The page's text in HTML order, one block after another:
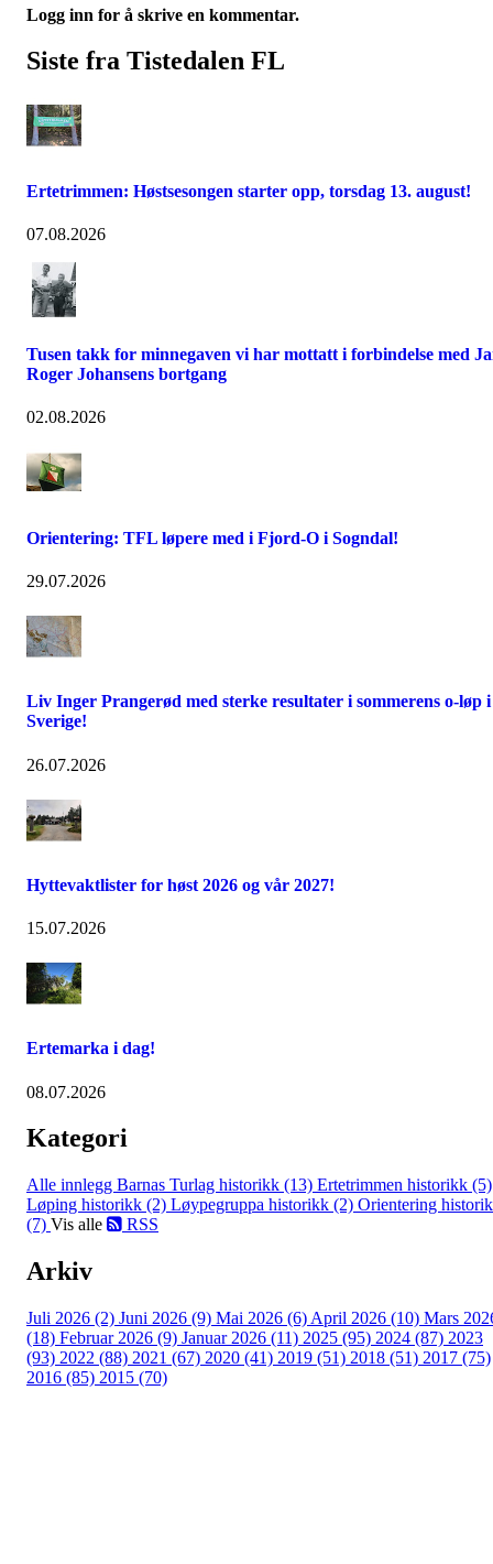
Logg inn for å skrive en kommentar.
Siste fra Tistedalen FL
Ertetrimmen: Høstsesongen starter opp, torsdag 13. august!
07.08.2026
Tusen takk for minnegaven vi har mottatt i forbindelse med
Roger Johansens bortgang
02.08.2026
Orientering: TFL løpere med i Fjord-O i Sogndal!
29.07.2026
Liv Inger Prangerød med sterke resultater i sommerens o-løp i
Sverige!
26.07.2026
Hyttevaktlister for høst 2026 og vår 2027!
15.07.2026
Ertemarka i dag!
08.07.2026
Kategori
Alle innlegg Barnas Turlag historikk (13) Ertetrimmen historikk (5)
Løping historikk (2) Løypegruppa historikk (2) Orientering
(7) Vis alle RSS
Arkiv
Juli 2026 (2) Juni 2026 (9) Mai 2026 (6) April 2026 (10) Mars
(18) Februar 2026 (9) Januar 2026 (11) 2025 (95) 2024 (87) 2023
(93) 2022 (88) 2021 (67) 2020 (41) 2019 (51) 2018 (51) 2017 (75)
2016 (85) 2015 (70)